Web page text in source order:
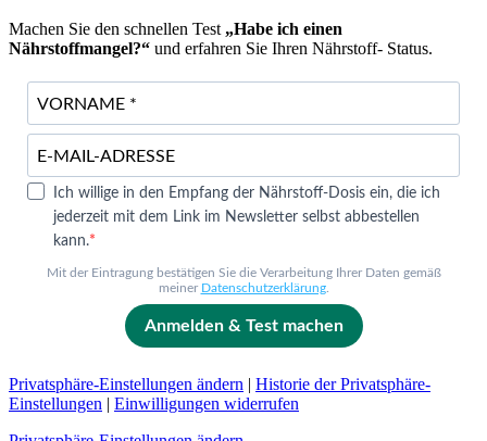
Machen Sie den schnellen Test „Habe ich einen
Nährstoffmangel?“ und erfahren Sie Ihren Nährstoff- Status.
Ich willige in den Empfang der Nährstoff-Dosis ein, die ich
jederzeit mit dem Link im Newsletter selbst abbestellen
kann.
Mit der Eintragung bestätigen Sie die Verarbeitung Ihrer Daten gemäß
meiner Datenschutzerklärung.
Anmelden & Test machen
Privatsphäre-Einstellungen ändern | Historie der Privatsphäre-
Einstellungen | Einwilligungen widerrufen